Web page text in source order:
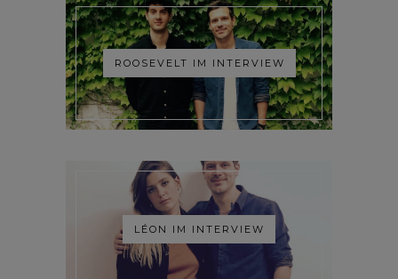
ROOSEVELT IM INTERVIEW
LÉON IM INTERVIEW